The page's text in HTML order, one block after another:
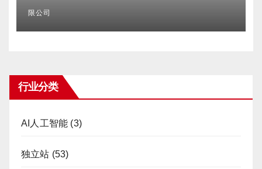
限公司
行业分类
AI人工智能 (3)
独立站 (53)